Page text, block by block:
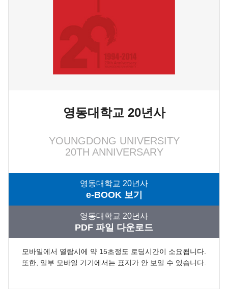
영동대학교 20년사
YOUNGDONG UNIVERSITY
20TH ANNIVERSARY
영동대학교 20년사
e-BOOK 보기
영동대학교 20년사
PDF 파일 다운로드
모바일에서 열람시에 약 15초정도 로딩시간이 소요됩니다.
또한, 일부 모바일 기기에서는 표지가 안 보일 수 있습니다.